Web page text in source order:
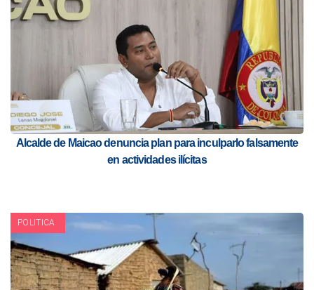
Alcalde de Maicao denuncia plan para inculparlo falsamente
en actividades ilícitas
POLITICA